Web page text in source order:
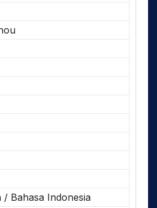
/ Bahasa Indonesia